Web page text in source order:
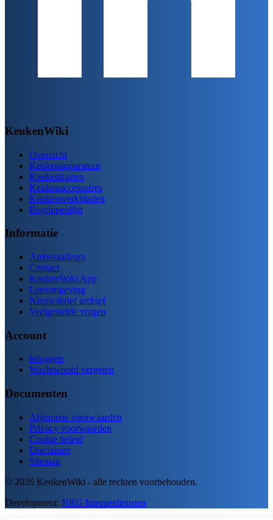
KeukenWiki
Overzicht
Keukenapparatuur
Keukenkasten
Keukenaccessoires
Keukenwerkbladen
Begrippenlijst
Informatie
Ambassadeurs
Contact
KeukenWiki App
Leeromgeving
Nieuwsbrief archief
Veelgestelde vragen
Account
Inloggen
Wachtwoord vergeten
Documenten
Algemene voorwaarden
Privacy voorwaarden
Cookie beleid
Disclaimer
Sitemap
© 2026 KeukenWiki - alle rechten voorbehouden.
Development: NRG Internetdiensten